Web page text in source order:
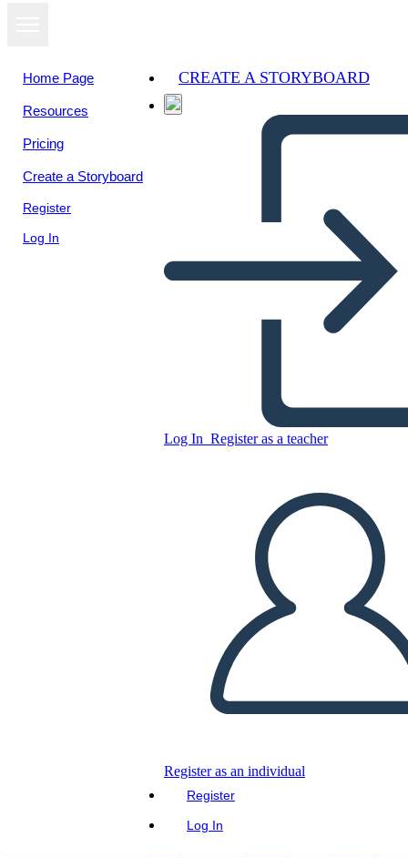
Home Page
Resources
Pricing
Create a Storyboard
Register
Log In
CREATE A STORYBOARD
Log In Register as a teacher
Register as an individual
Register
Log In
Copy this Storyboard
PLAY SLIDESHOW
READ TO ME
View as
slideshow